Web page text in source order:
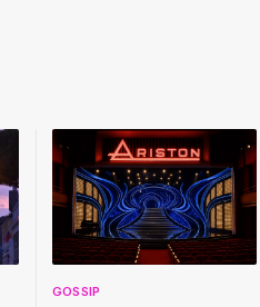
GOSSIP